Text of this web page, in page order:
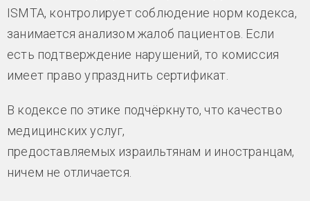
ISMTA, контролирует соблюдение норм кодекса,
занимается анализом жалоб пациентов. Если
есть подтверждение нарушений, то комиссия
имеет право упразднить сертификат.
В кодексе по этике подчёркнуто, что качество
медицинских услуг,
предоставляемых израильтянам и иностранцам,
ничем не отличается.